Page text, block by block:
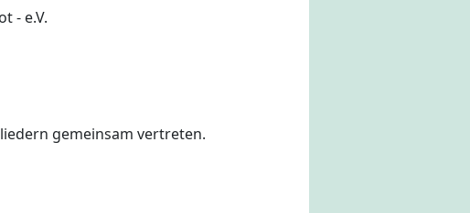
- e.V.
gemeinsam vertreten.